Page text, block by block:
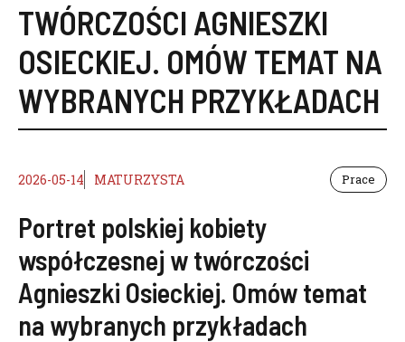
TWÓRCZOŚCI AGNIESZKI
OSIECKIEJ. OMÓW TEMAT NA
WYBRANYCH PRZYKŁADACH
2026-05-14 MATURZYSTA Prace
Portret polskiej kobiety
współczesnej w twórczości
Agnieszki Osieckiej. Omów temat
na wybranych przykładach